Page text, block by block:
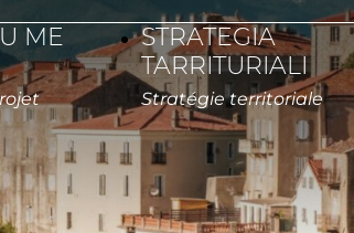
ME
mon projet
STRATEGIA
TARRITURIALI
Stratégie territoriale